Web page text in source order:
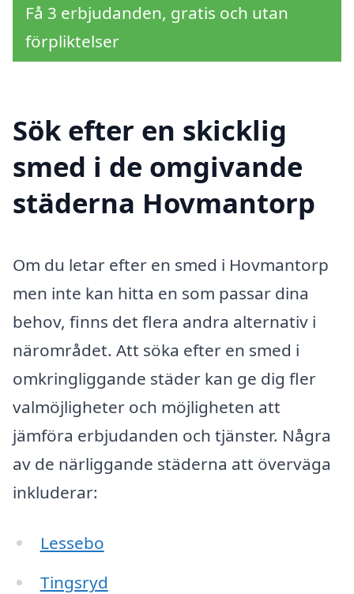
Få 3 erbjudanden, gratis och utan
förpliktelser
Sök efter en skicklig
smed i de omgivande
städerna Hovmantorp
Om du letar efter en smed i Hovmantorp
men inte kan hitta en som passar dina
behov, finns det flera andra alternativ i
närområdet. Att söka efter en smed i
omkringliggande städer kan ge dig fler
valmöjligheter och möjligheten att
jämföra erbjudanden och tjänster. Några
av de närliggande städerna att överväga
inkluderar:
Lessebo
Tingsryd